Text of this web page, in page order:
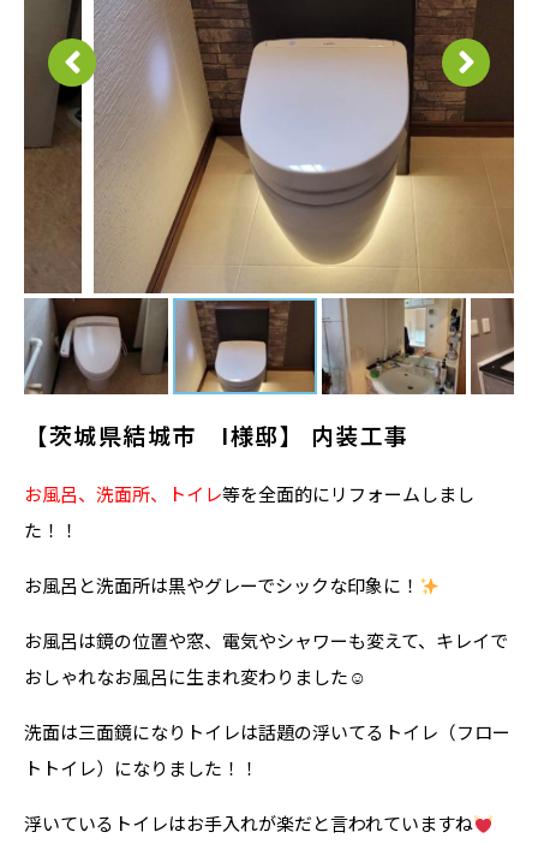
【茨城県結城市 I様邸】 内装工事
お風呂、洗面所、トイレ等を全面的にリフォームしまし
た！！
お風呂と洗面所は黒やグレーでシックな印象に！
お風呂は鏡の位置や窓、電気やシャワーも変えて、キレイで
おしゃれなお風呂に生まれ変わりました☺
洗面は三面鏡になりトイレは話題の浮いてるトイレ（フロー
トトイレ）になりました！！
浮いているトイレはお手入れが楽だと言われていますね